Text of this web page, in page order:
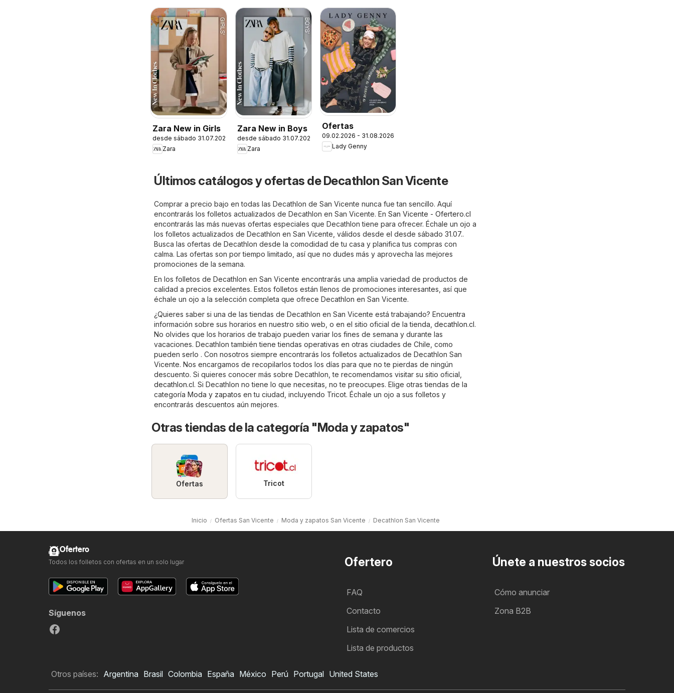
Zara New in Girls
desde sábado 31.07.2026
Zara
Zara New in Boys
desde sábado 31.07.2026
Zara
Ofertas
09.02.2026 - 31.08.2026
Lady Genny
Últimos catálogos y ofertas de Decathlon San Vicente
Comprar a precio bajo en todas las Decathlon de San Vicente nunca fue tan sencillo. Aquí
encontrarás los folletos actualizados de Decathlon en San Vicente. En San Vicente - Ofertero.cl
encontrarás las más nuevas ofertas especiales que Decathlon tiene para ofrecer. Échale un ojo a
los folletos actualizados de Decathlon en San Vicente, válidos desde el desde sábado 31.07..
Busca las ofertas de Decathlon desde la comodidad de tu casa y planifica tus compras con
calma. Las ofertas son por tiempo limitado, así que no dudes más y aprovecha las mejores
promociones de la semana.
En los folletos de Decathlon en San Vicente encontrarás una amplia variedad de productos de
calidad a precios excelentes. Estos folletos están llenos de promociones interesantes, así que
échale un ojo a la selección completa que ofrece Decathlon en San Vicente.
¿Quieres saber si una de las tiendas de Decathlon en San Vicente está trabajando? Encuentra
información sobre sus horarios en nuestro sitio web, o en el sitio oficial de la tienda, decathlon.cl.
No olvides que los horarios de trabajo pueden variar los fines de semana y durante las
vacaciones. Decathlon también tiene tiendas operativas en otras ciudades de Chile, como
pueden serlo . Con nosotros siempre encontrarás los folletos actualizados de Decathlon San
Vicente. Nos encargamos de recopilarlos todos los días para que no te pierdas de ningún
descuento. Si quieres conocer más sobre Decathlon, te recomendamos visitar su sitio oficial,
decathlon.cl. Si Decathlon no tiene lo que necesitas, no te preocupes. Elige otras tiendas de la
categoría Moda y zapatos en tu ciudad, incluyendo Tricot. Échale un ojo a sus folletos y
encontrarás descuentos aún mejores.
Otras tiendas de la categoría "Moda y zapatos"
Ofertas Tricot
Inicio Ofertas San Vicente Moda y zapatos San Vicente Decathlon San Vicente
Ofertero
FAQ
Contacto
Lista de comercios
Lista de productos
Únete a nuestros socios
Cómo anunciar
Zona B2B
Ofertero
Todos los folletos con ofertas en un solo lugar
Síguenos
Otros países: Argentina Brasil Colombia España México Perú Portugal United States